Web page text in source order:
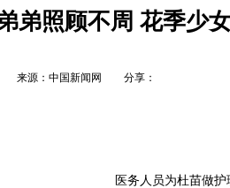
弟照顾不周 花季少
来源：中国新闻网 分享：
医务人员为杜苗做护